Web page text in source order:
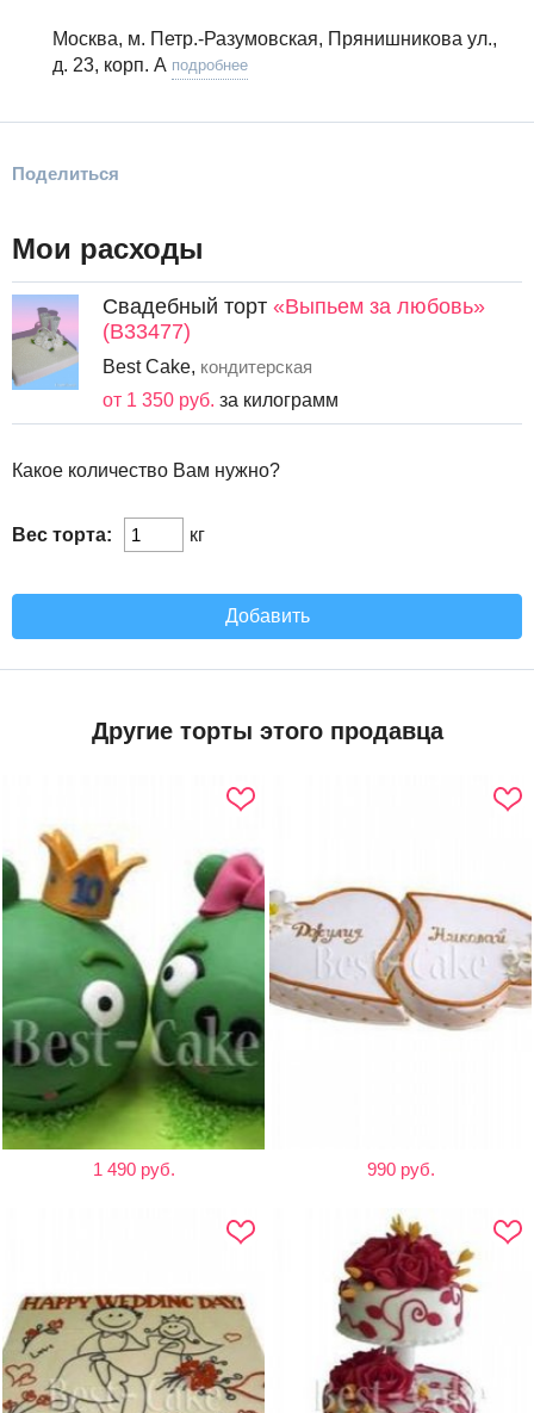
Москва, м. Петр.-Разумовская, Прянишникова ул.,
д. 23, корп. А подробнее
Поделиться
Мои расходы
Свадебный торт «Выпьем за любовь»
(B33477)
Best Cake, кондитерская
от 1 350 руб. за килограмм
Какое количество Вам нужно?
Вес торта: кг
Добавить
Другие торты этого продавца
1 490 руб. 990 руб.